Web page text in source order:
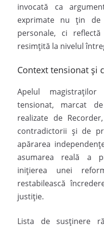
invocată ca
exprimate nu țin de
personale, ci
resimțită la nivelul
Context tensionat și
Apelul
tensionat, marcat
realizate de Recorder
contradictorii și de
apărarea
asumarea reală a
inițierea unei
restabilească
justiție.
Lista de susținere